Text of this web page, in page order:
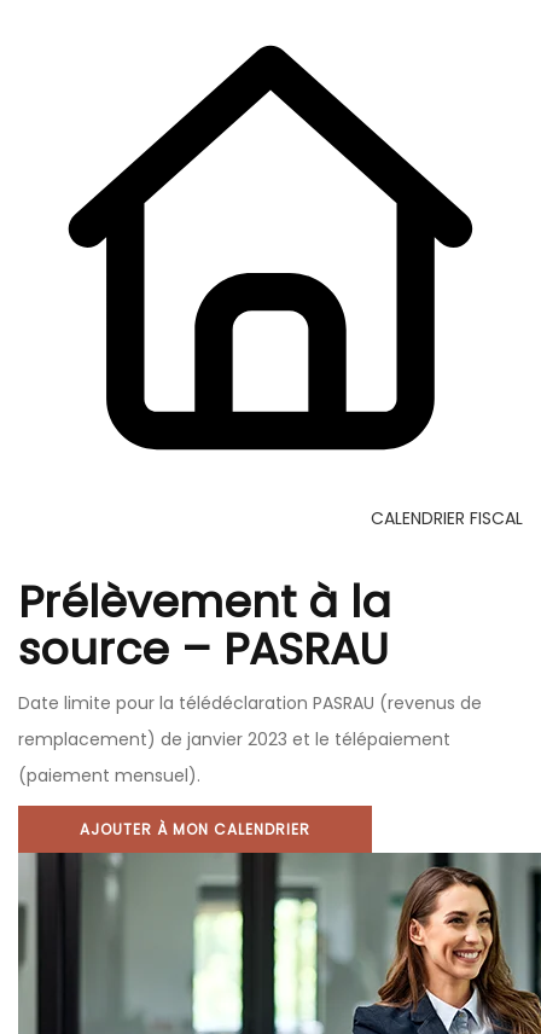
CALENDRIER FISCAL
Prélèvement à la
source – PASRAU
Date limite pour la télédéclaration PASRAU (revenus de
remplacement) de janvier 2023 et le télépaiement
(paiement mensuel).
AJOUTER À MON CALENDRIER